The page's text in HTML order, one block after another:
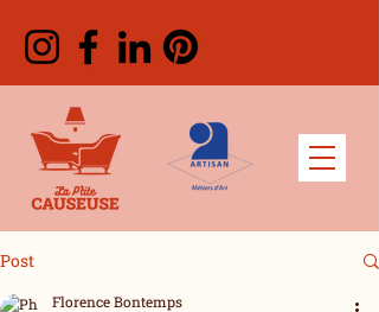
Post
Florence Bontemps